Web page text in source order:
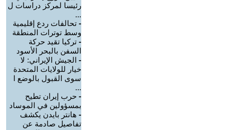
رئيسا لمركز دراسات ل
...
- تحالفات ردع إقليمية
وسط توترات المنطقة
- تركيا تقيد حركة
السفن بالبحر الأسود
- الجيش الإيراني: لا
خيار للولايات المتحدة
سوى القبول بالوضع ا
...
- حرب إيران تطيح
بمسؤولين في الموساد
- هانتر بايدن يكشف
تفاصيل صادمة عن